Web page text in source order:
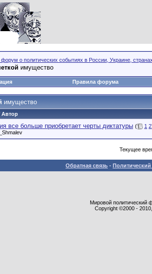
форум о политических событиях в России, Украине,
имущество
Правила форума
имущество
Автор
все больше приобретает черты диктатуры ( 1 2
Текущее
Обратная связь -
Мировой политический
Copyright ©2000 -